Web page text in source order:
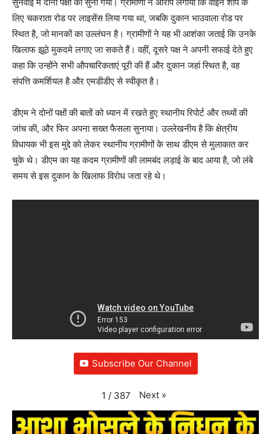
लिए चकराता रोड पर लाइसेंस लिया गया था, जबकि दुकान भाउवाला रोड पर
स्थित है, जो मानकों का उल्लंघन है। ग्रामीणों ने यह भी आशंका जताई कि उनके
खिलाफ झूठे मुकदमे लगाए जा सकते हैं। वहीं, दूसरे पक्ष ने अपनी सफाई देते हुए
कहा कि उन्होंने सभी औपचारिकताएं पूरी की हैं और दुकान जहां स्थित है, वह
संपत्ति कमर्शियल है और एमडीडीए से स्वीकृत है।
डीएम ने दोनों पक्षों की बातों को ध्यान में रखते हुए स्थानीय रिपोर्ट और तथ्यों की
जांच की, और फिर अपना सख्त फैसला सुनाया। उल्लेखनीय है कि क्षेत्रीय
विधायक भी इस मुद्दे को लेकर स्थानीय ग्रामीणों के साथ डीएम से मुलाकात कर
चुके थे। डीएम का यह कदम ग्रामीणों की लामबंद लड़ाई के बाद आया है, जो लंबे
समय से इस दुकान के खिलाफ विरोध जता रहे थे।
Subscribe Our Channel
1 / 387 Next »